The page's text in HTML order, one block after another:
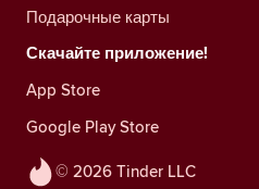
© 2026 Tinder LLC
Подарочные карты
Скачайте приложение!
App Store
Google Play Store